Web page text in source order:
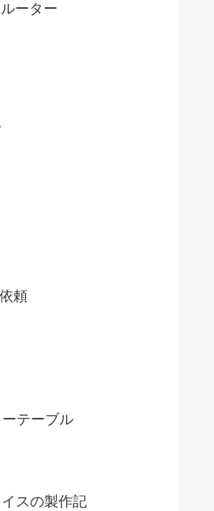
ーター
頼
テーブル
スの製作記